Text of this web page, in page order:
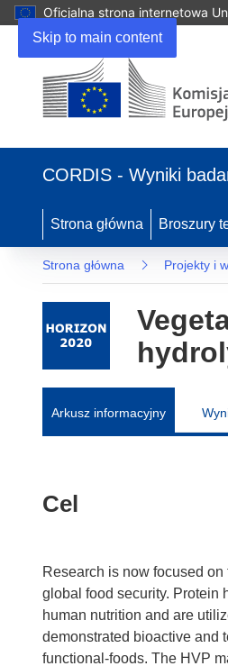
Skip to main content
Oficjalna strona internetowa
CORDIS - Wyniki
Strona główna Broszury
Strona główna Projekty i
Arkusz informacyjny
Cel
Research is now focused
global food security. Protein
human nutrition and are
demonstrated bioactive and
functional-foods. The HVP